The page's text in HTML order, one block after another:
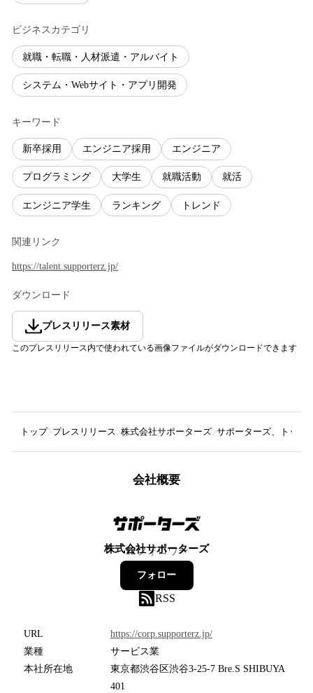
ビジネスカテゴリ
就職・転職・人材派遣・アルバイト
システム・Webサイト・アプリ開発
キーワード
新卒採用 エンジニア採用 エンジニア
プログラミング 大学生 就職活動 就活
エンジニア学生 ランキング トレンド
関連リンク
https://talent.supporterz.jp/
ダウンロード
プレスリリース素材
このプレスリリース内で使われている画像ファイルがダウンロードできます
トップ プレスリリース 株式会社サポーターズ サポーターズ、トップ
会社概要
株式会社サポーターズ
12フォロワー
フォロー
RSS
URL
https://corp.supporterz.jp/
業種
サービス業
本社所在地
東京都渋谷区渋谷3-25-7 Bre.S SHIBUYA
401